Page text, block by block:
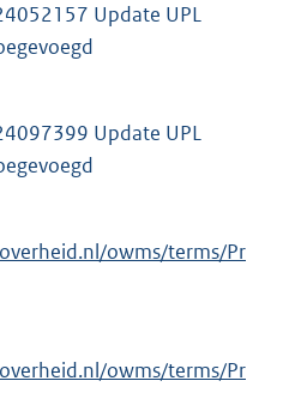
Update UPL
Update UPL
owms/terms/Pr
owms/terms/Pr